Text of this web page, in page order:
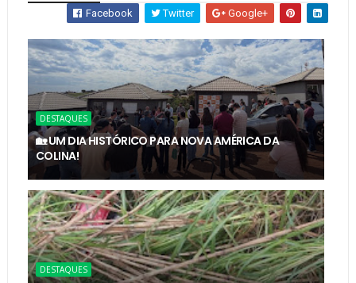
Facebook Twitter Google+
DESTAQUES
🏡 UM DIA HISTÓRICO PARA NOVA AMÉRICA DA
COLINA!
DESTAQUES